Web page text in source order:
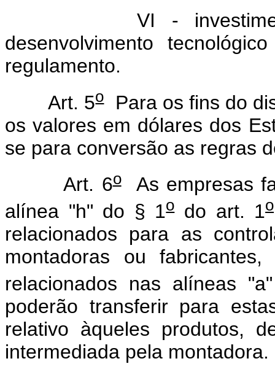
VI -
desenvolvimento
regulamento.
Art. 5oPara os fins do
os valores em dólares dos
se para conversão as regras
Art. 6oAs empresas
alínea "h" do § 1odo art. 1o
relacionados para as
montadoras ou
relacionados nas alíneas
poderão transferir para
relativo àqueles produtos,
intermediada pela montadora.